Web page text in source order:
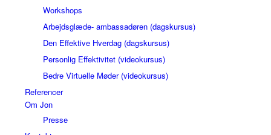
Workshops
Arbejdsglæde- ambassadøren (dagskursus)
Den Effektive Hverdag (dagskursus)
Personlig Effektivitet (videokursus)
Bedre Virtuelle Møder (videokursus)
Referencer
Om Jon
Presse